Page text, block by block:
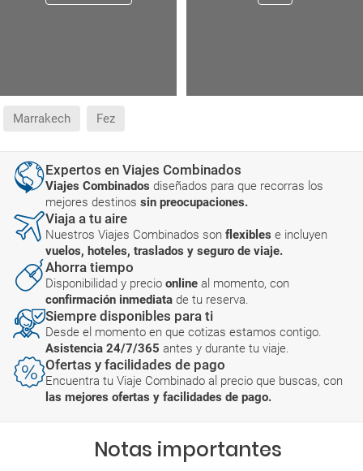
Marrakech Fez
Expertos en Viajes Combinados
Viajes Combinados diseñados para que recorras los
mejores destinos sin preocupaciones.
Viaja a tu aire
Nuestros Viajes Combinados son flexibles e incluyen
vuelos, hoteles, traslados y seguro de viaje.
Ahorra tiempo
Disponibilidad y precio online al momento, con
confirmación inmediata de tu reserva.
Siempre disponibles para ti
Desde el momento en que cotizas estamos contigo.
Asistencia 24/7/365 antes y durante tu viaje.
Ofertas y facilidades de pago
Encuentra tu Viaje Combinado al precio que buscas, con
las mejores ofertas y facilidades de pago.
Notas importantes